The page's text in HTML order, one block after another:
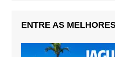
ENTRE AS